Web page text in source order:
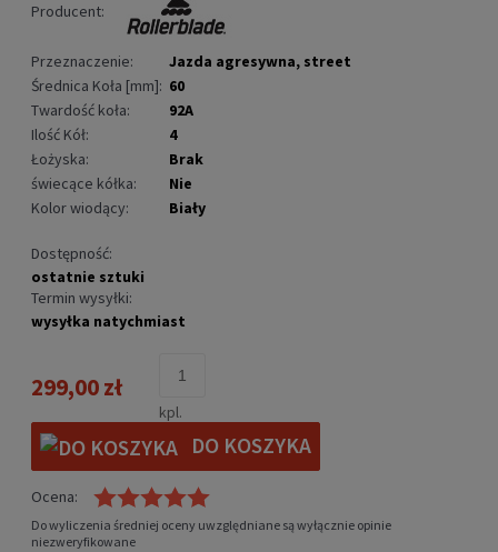
Producent:
Przeznaczenie:
Jazda agresywna, street
Średnica Koła [mm]: 60
Twardość koła:
92A
Ilość Kół:
4
Łożyska:
Brak
świecące kółka:
Nie
Kolor wiodący:
Biały
Dostępność:
ostatnie sztuki
Termin wysyłki:
wysyłka natychmiast
299,00 zł
kpl.
DO KOSZYKA
Ocena:
Do wyliczenia średniej oceny uwzględniane są wyłącznie opinie
niezweryfikowane